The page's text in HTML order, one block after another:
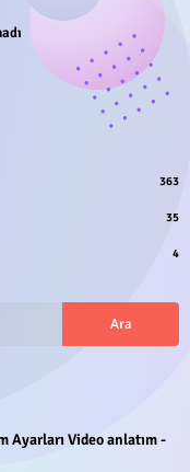
363
35
4
Ayarları Video anlatım -